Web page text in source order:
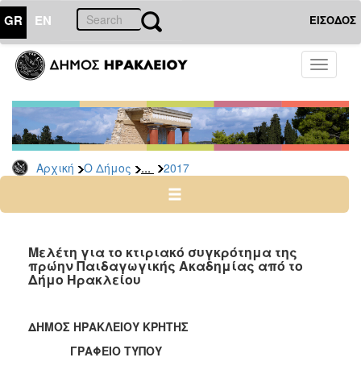
GR EN ΕΙΣΟΔΟΣ
Toggle
Αρχική Ο Δήμος ... 2017
ΔΗΜΟΣ
Δελτία
Τύπου
Αρχείο
2026
2024
2022
2021
Μελέτη για το κτιριακό συγκρότημα της
πρώην Παιδαγωγικής Ακαδημίας από το
Δήμο Ηρακλείου
ΔΗΜΟΣ ΗΡΑΚΛΕΙΟΥ ΚΡΗΤΗΣ
ΓΡΑΦΕΙΟ ΤΥΠΟΥ